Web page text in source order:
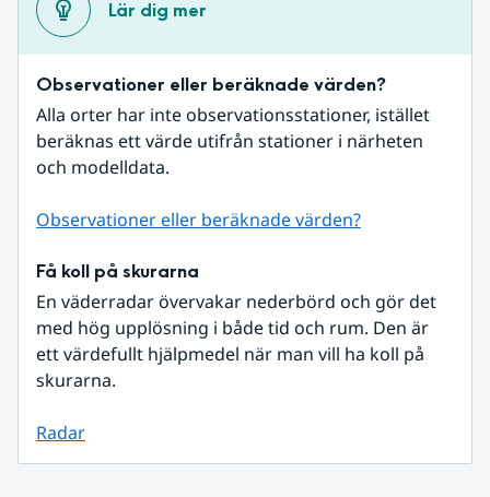
Lär dig mer
Observationer eller beräknade värden?
Alla orter har inte observationsstationer, istället
beräknas ett värde utifrån stationer i närheten
och modelldata.
Observationer eller beräknade värden?
Få koll på skurarna
En väderradar övervakar nederbörd och gör det
med hög upplösning i både tid och rum. Den är
ett värdefullt hjälpmedel när man vill ha koll på
skurarna.
Radar